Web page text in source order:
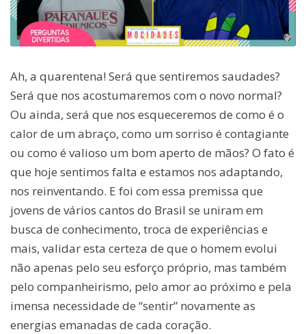
Ah, a quarentena! Será que sentiremos saudades?
Será que nos acostumaremos com o novo normal?
Ou ainda, será que nos esqueceremos de como é o
calor de um abraço, como um sorriso é contagiante
ou como é valioso um bom aperto de mãos? O fato é
que hoje sentimos falta e estamos nos adaptando,
nos reinventando. E foi com essa premissa que
jovens de vários cantos do Brasil se uniram em
busca de conhecimento, troca de experiências e
mais, validar esta certeza de que o homem evolui
não apenas pelo seu esforço próprio, mas também
pelo companheirismo, pelo amor ao próximo e pela
imensa necessidade de “sentir” novamente as
energias emanadas de cada coração.